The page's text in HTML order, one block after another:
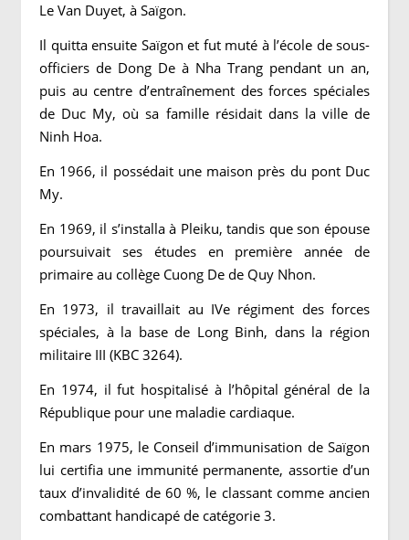
Le Van Duyet, à Saïgon.
Il quitta ensuite Saïgon et fut muté à l’école de sous-
officiers de Dong De à Nha Trang pendant un an,
puis au centre d’entraînement des forces spéciales
de Duc My, où sa famille résidait dans la ville de
Ninh Hoa.
En 1966, il possédait une maison près du pont Duc
My.
En 1969, il s’installa à Pleiku, tandis que son épouse
poursuivait ses études en première année de
primaire au collège Cuong De de Quy Nhon.
En 1973, il travaillait au IVe régiment des forces
spéciales, à la base de Long Binh, dans la région
militaire III (KBC 3264).
En 1974, il fut hospitalisé à l’hôpital général de la
République pour une maladie cardiaque.
En mars 1975, le Conseil d’immunisation de Saïgon
lui certifia une immunité permanente, assortie d’un
taux d’invalidité de 60 %, le classant comme ancien
combattant handicapé de catégorie 3.